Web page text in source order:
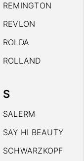
REMINGTON
REVLON
ROLDA
ROLLAND
S
SALERM
SAY HI BEAUTY
SCHWARZKOPF